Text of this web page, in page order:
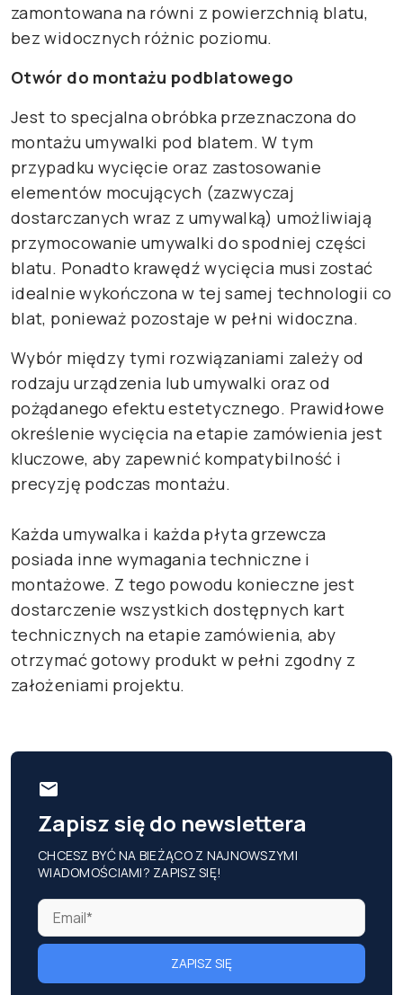
zamontowana na równi z powierzchnią blatu,
bez widocznych różnic poziomu.
Otwór do montażu podblatowego
Jest to specjalna obróbka przeznaczona do
montażu umywalki pod blatem. W tym
przypadku wycięcie oraz zastosowanie
elementów mocujących (zazwyczaj
dostarczanych wraz z umywalką) umożliwiają
przymocowanie umywalki do spodniej części
blatu. Ponadto krawędź wycięcia musi zostać
idealnie wykończona w tej samej technologii co
blat, ponieważ pozostaje w pełni widoczna.
Wybór między tymi rozwiązaniami zależy od
rodzaju urządzenia lub umywalki oraz od
pożądanego efektu estetycznego. Prawidłowe
określenie wycięcia na etapie zamówienia jest
kluczowe, aby zapewnić kompatybilność i
precyzję podczas montażu.
Każda umywalka i każda płyta grzewcza
posiada inne wymagania techniczne i
montażowe. Z tego powodu konieczne jest
dostarczenie wszystkich dostępnych kart
technicznych na etapie zamówienia, aby
otrzymać gotowy produkt w pełni zgodny z
założeniami projektu.
Zapisz się do newslettera
CHCESZ BYĆ NA BIEŻĄCO Z NAJNOWSZYMI
WIADOMOŚCIAMI? ZAPISZ SIĘ!
ZAPISZ SIĘ